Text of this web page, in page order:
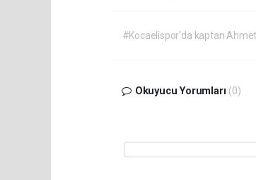
#Kocaelispor'da kaptan
Okuyucu Yorumları (0)